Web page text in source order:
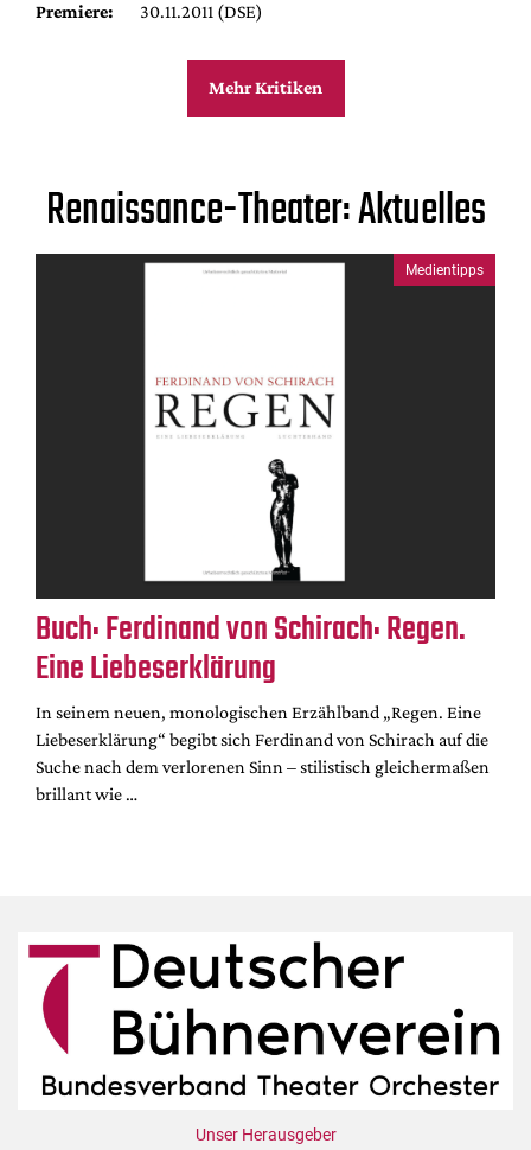
Premiere:
30.11.2011 (DSE)
Mehr Kritiken
Renaissance-Theater: Aktuelles
Medientipps
Buch: Ferdinand von Schirach: Regen.
Eine Liebeserklärung
In seinem neuen, monologischen Erzählband „Regen. Eine
Liebeserklärung“ begibt sich Ferdinand von Schirach auf die
Suche nach dem verlorenen Sinn – stilistisch gleichermaßen
brillant wie …
Unser Herausgeber